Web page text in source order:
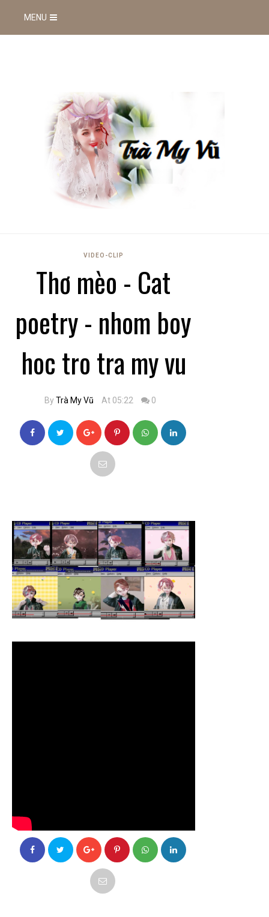
MENU
VIDEO-CLIP
Thơ mèo - Cat
poetry - nhom boy
hoc tro tra my vu
ByTrà My Vũ At 05:22 0